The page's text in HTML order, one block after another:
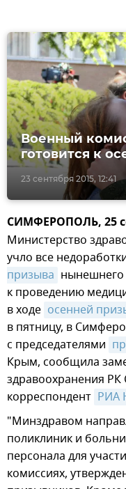
23 сентября 2015, 12:41
Военный
готовится к
СИМФЕРОПОЛЬ, 25
Министерство
учло все
призыва нынешнего
к проведению
в ходе осенней
в пятницу, в
с председателями
Крым, сообщила
здравоохранения РК
корреспондент РИА
"Минздравом
поликлиник и
персонала для
комиссиях,